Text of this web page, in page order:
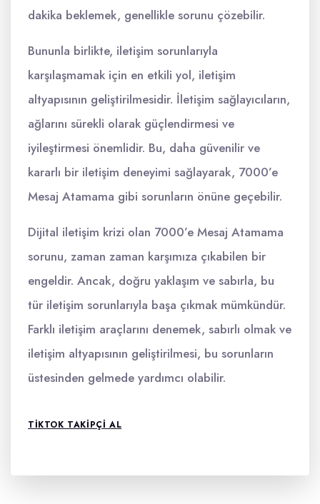
dakika beklemek, genellikle sorunu çözebilir.
Bununla birlikte, iletişim sorunlarıyla
karşılaşmamak için en etkili yol, iletişim
altyapısının geliştirilmesidir. İletişim sağlayıcıların,
ağlarını sürekli olarak güçlendirmesi ve
iyileştirmesi önemlidir. Bu, daha güvenilir ve
kararlı bir iletişim deneyimi sağlayarak, 7000’e
Mesaj Atamama gibi sorunların önüne geçebilir.
Dijital iletişim krizi olan 7000’e Mesaj Atamama
sorunu, zaman zaman karşımıza çıkabilen bir
engeldir. Ancak, doğru yaklaşım ve sabırla, bu
tür iletişim sorunlarıyla başa çıkmak mümkündür.
Farklı iletişim araçlarını denemek, sabırlı olmak ve
iletişim altyapısının geliştirilmesi, bu sorunların
üstesinden gelmede yardımcı olabilir.
TIKTOK TAKIPÇI AL